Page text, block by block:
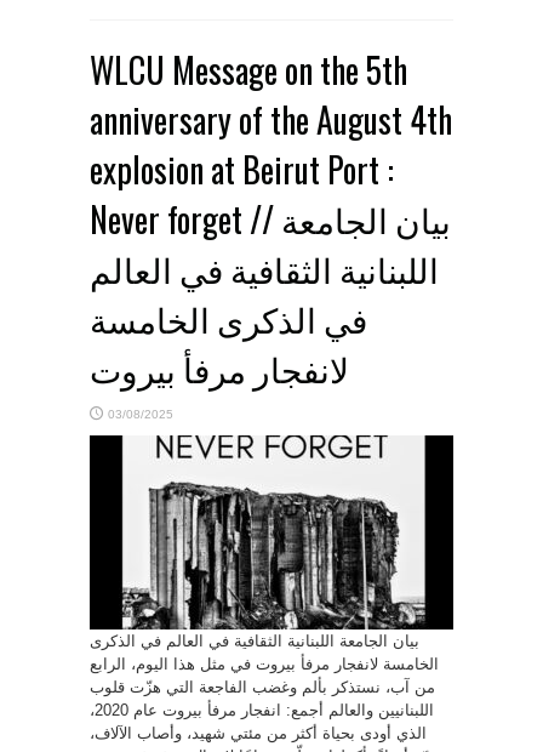
WLCU Message on the 5th
anniversary of the August 4th
explosion at Beirut Port :
Never forget // بيان الجامعة
اللبنانية الثقافية في العالم
في الذكرى الخامسة
لانفجار مرفأ بيروت
03/08/2025
بيان الجامعة اللبنانية الثقافية في العالم في الذكرى
الخامسة لانفجار مرفأ بيروت في مثل هذا اليوم، الرابع
من آب، نستذكر بألم وغضب الفاجعة التي هزّت قلوب
اللبنانيين والعالم أجمع: انفجار مرفأ بيروت عام 2020،
الذي أودى بحياة أكثر من مئتي شهيد، وأصاب الآلاف،